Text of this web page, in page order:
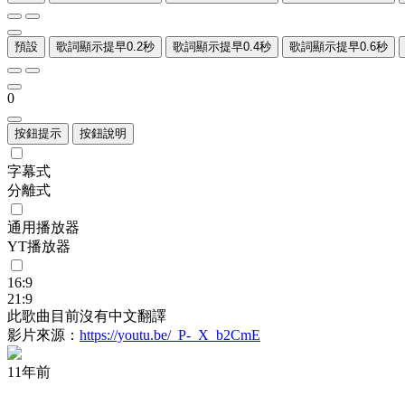
預設 歌詞顯示提早0.2秒 歌詞顯示提早0.4秒 歌詞顯示提早0.6秒
0
按鈕提示 按鈕說明
字幕式
分離式
通用播放器
YT播放器
16:9
21:9
此歌曲目前沒有中文翻譯
影片來源： https://youtu.be/_P-_X_b2CmE
11年前